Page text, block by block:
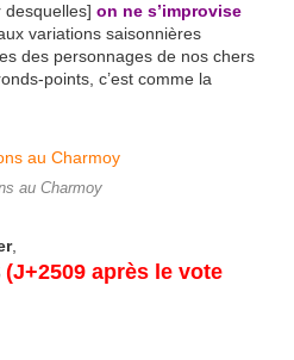
desquelles] on ne s’improvise
variations saisonnières
des personnages de nos chers
points, c’est comme la
au Charmoy
,
(J+2509 après le vote